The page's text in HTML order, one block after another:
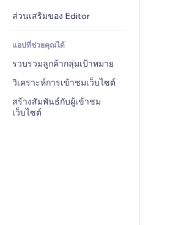
(Crowdfunding)
อาหาร & เครื่องดื่ม
เครื่องคำนวน
ค้นหา
อากาศ
แผนภูมิ & ตาราง
ชุมชน
รีวิว & การรับรอง
CRM
ส่วนเสริมของ Editor
แอปที่ช่วยคุณได้
รวบรวมลูกค้ากลุ่มเป้าหมาย
วิเคราะห์การเข้าชมเว็บไซต์
สร้างสัมพันธ์กับผู้เข้าชม
เว็บไซต์